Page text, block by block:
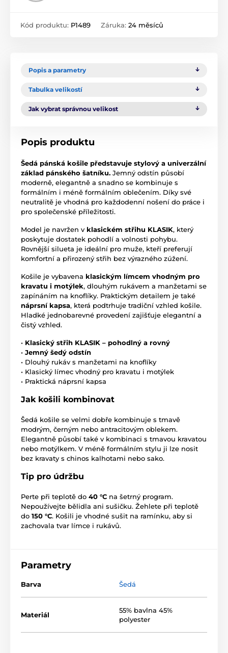
Kód produktu: P1489 Záruka: 24 měsíců
Popis a parametry
Tabulka velikostí
Jak vybrat správnou velikost
Popis produktu
Šedá pánská košile představuje stylový a univerzální
základ pánského šatníku. Jemný odstín působí
moderně, elegantně a snadno se kombinuje s
formálním i méně formálním oblečením. Díky své
neutralitě je vhodná pro každodenní nošení do práce i
pro společenské příležitosti.
Model je navržen v klasickém střihu KLASIK, který
poskytuje dostatek pohodlí a volnosti pohybu.
Rovnější silueta je ideální pro muže, kteří preferují
komfortní a přirozený střih bez výrazného zúžení.
Košile je vybavena klasickým límcem vhodným pro
kravatu i motýlek, dlouhým rukávem a manžetami se
zapínáním na knoflíky. Praktickým detailem je také
náprsní kapsa, která podtrhuje tradiční vzhled košile.
Hladké jednobarevné provedení zajišťuje elegantní a
čistý vzhled.
• Klasický střih KLASIK – pohodlný a rovný
• Jemný šedý odstín
• Dlouhý rukáv s manžetami na knoflíky
• Klasický límec vhodný pro kravatu i motýlek
• Praktická náprsní kapsa
Jak košili kombinovat
Šedá košile se velmi dobře kombinuje s tmavě
modrým, černým nebo antracitovým oblekem.
Elegantně působí také v kombinaci s tmavou kravatou
nebo motýlkem. V méně formálním stylu ji lze nosit
bez kravaty s chinos kalhotami nebo sako.
Tip pro údržbu
Perte při teplotě do 40 °C na šetrný program.
Nepoužívejte bělidla ani sušičku. Žehlete při teplotě
do 150 °C. Košili je vhodné sušit na ramínku, aby si
zachovala tvar límce i rukávů.
Parametry
Barva Šedá
Materiál
55% bavlna 45%
polyester